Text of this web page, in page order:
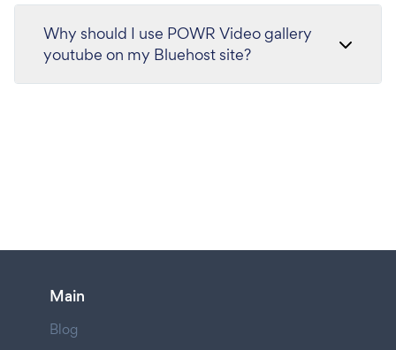
Why should I use POWR Video gallery
youtube on my Bluehost site?
Main
Blog